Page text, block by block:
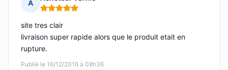
A
Note : 5 sur 5
Publié le 16/12/2016 à 08h36
site tres clair
livraison super rapide alors que le produit etait en
rupture.